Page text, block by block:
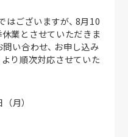
はございますが、8月10
休業とさせていただきま
問い合わせ、お申し込み
より順次対応させていた
月）